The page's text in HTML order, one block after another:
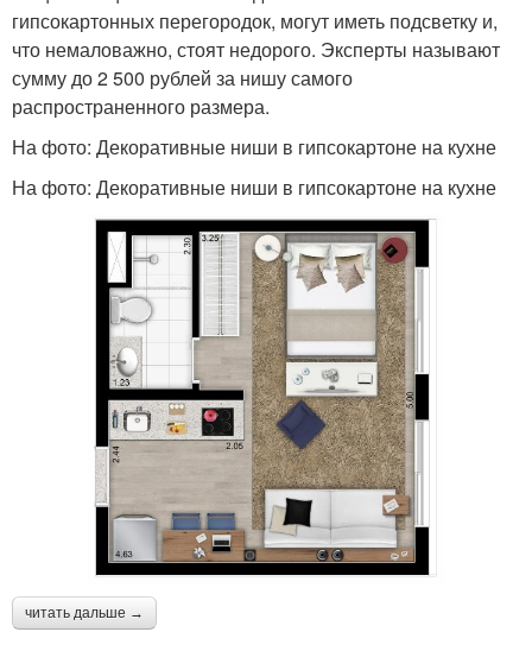
гипсокартонных перегородок, могут иметь подсветку и,
что немаловажно, стоят недорого. Эксперты называют
сумму до 2 500 рублей за нишу самого
распространенного размера.
На фото: Декоративные ниши в гипсокартоне на кухне
На фото: Декоративные ниши в гипсокартоне на кухне
читать дальше →